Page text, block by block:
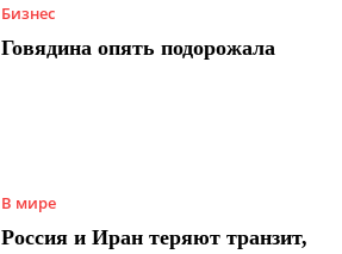
Бизнес
Говядина опять подорожала
В мире
Россия и Иран теряют транзит,